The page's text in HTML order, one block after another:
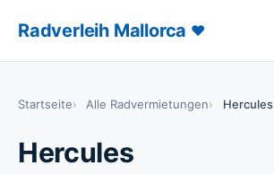
Radverleih Mallorca ♥
Startseite Alle Radvermietungen Hercules
Hercules